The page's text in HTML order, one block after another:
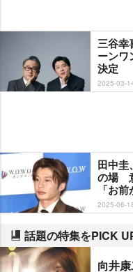
三谷幸
ーンワ
決定
2025-03-
田中圭
の場
「お
2025-06-
話題の特集をPICK
向井